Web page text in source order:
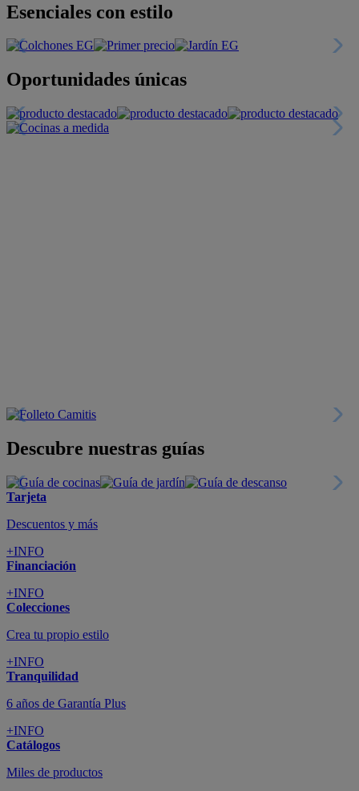
Esenciales con estilo
Oportunidades únicas
Descubre nuestras guías
Tarjeta
Descuentos y más
+INFO
Financiación
+INFO
Colecciones
Crea tu propio estilo
+INFO
Tranquilidad
6 años de Garantía Plus
+INFO
Catálogos
Miles de productos